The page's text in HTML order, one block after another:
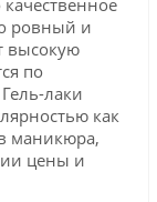
ровный и
высокую
по
лаки
как
маникюра,
цены и